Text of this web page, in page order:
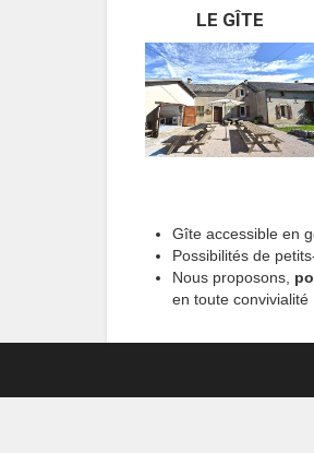
LE GÎTE
Gîte accessible en
Possibilités de
Nous proposons,
en toute convivialité